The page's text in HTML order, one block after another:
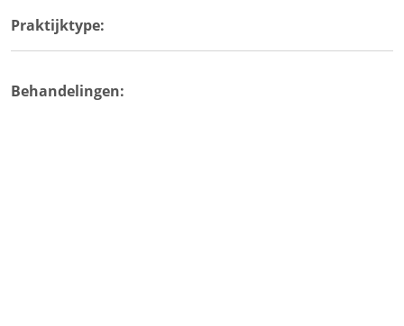
Praktijktype:
Behandelingen: